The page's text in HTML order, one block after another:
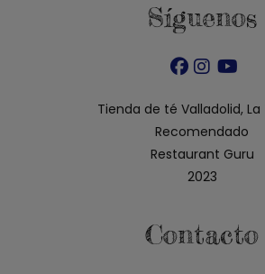
Síguenos
abre
en
una
nueva
abre
en
una
nueva
abre
en
una
Tienda de té Valladolid,
Recomendado
Restaurant Guru
2023
Contacto